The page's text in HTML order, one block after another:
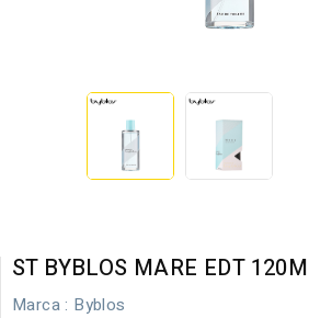
ST BYBLOS MARE EDT
Marca : Byblos